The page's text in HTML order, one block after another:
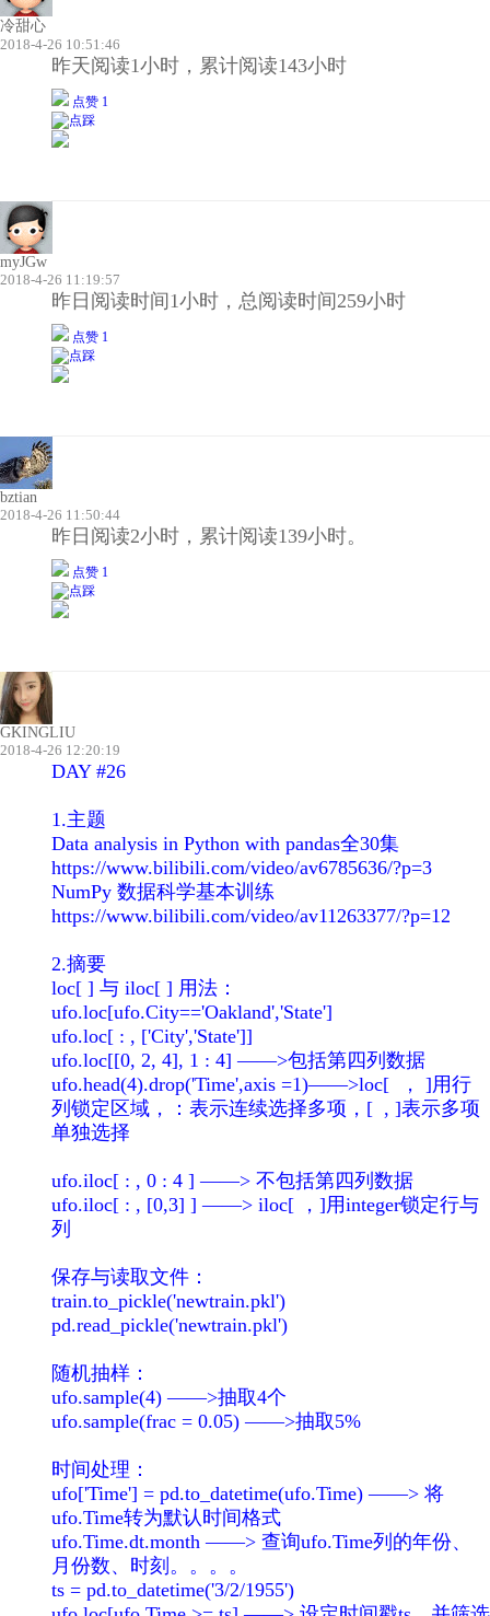
冷甜心
2018-4-26 10:51:46
昨天阅读1小时，累计阅读143小时
点赞 1
myJGw
2018-4-26 11:19:57
昨日阅读时间1小时，总阅读时间259小时
点赞 1
bztian
2018-4-26 11:50:44
昨日阅读2小时，累计阅读139小时。
点赞 1
GKINGLIU
2018-4-26 12:20:19
DAY #26
1.主题
Data analysis in Python with pandas全30集
https://www.bilibili.com/video/av6785636/?p=3
NumPy 数据科学基本训练
https://www.bilibili.com/video/av11263377/?p=12
2.摘要
loc[ ] 与 iloc[ ] 用法：
ufo.loc[ufo.City=='Oakland','State']
ufo.loc[ : , ['City','State']]
ufo.loc[[0, 2, 4], 1 : 4] ——>包括第四列数据
ufo.head(4).drop('Time',axis =1)——>loc[ ， ]用行
列锁定区域，：表示连续选择多项，[ , ]表示多项
单独选择
ufo.iloc[ : , 0 : 4 ] ——> 不包括第四列数据
ufo.iloc[ : , [0,3] ] ——> iloc[ ，]用integer锁定行与
列
保存与读取文件：
train.to_pickle('newtrain.pkl')
pd.read_pickle('newtrain.pkl')
随机抽样：
ufo.sample(4) ——>抽取4个
ufo.sample(frac = 0.05) ——>抽取5%
时间处理：
ufo['Time'] = pd.to_datetime(ufo.Time) ——> 将
ufo.Time转为默认时间格式
ufo.Time.dt.month ——> 查询ufo.Time列的年份、
月份数、时刻。。。。
ts = pd.to_datetime('3/2/1955')